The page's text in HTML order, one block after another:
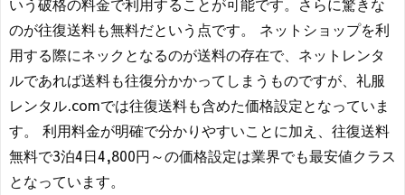
のが往復送料も無料だという点です。 ネットショップを利
用する際にネックとなるのが送料の存在で、ネットレンタ
ルであれば送料も往復分かかってしまうものですが、礼服
レンタル.comでは往復送料も含めた価格設定となっていま
す。 利用料金が明確で分かりやすいことに加え、往復送料
無料で3泊4日4,800円～の価格設定は業界でも最安値クラス
となっています。